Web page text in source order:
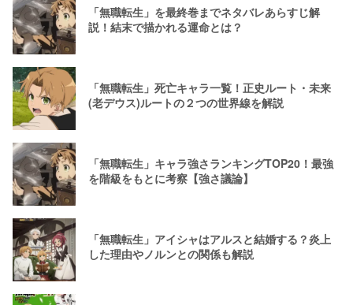
「無職転生」を最終巻までネタバレあらすじ解
説！結末で描かれる運命とは？
「無職転生」死亡キャラ一覧！正史ルート・未来
(老デウス)ルートの２つの世界線を解説
「無職転生」キャラ強さランキングTOP20！最強
を階級をもとに考察【強さ議論】
「無職転生」アイシャはアルスと結婚する？炎上
した理由やノルンとの関係も解説